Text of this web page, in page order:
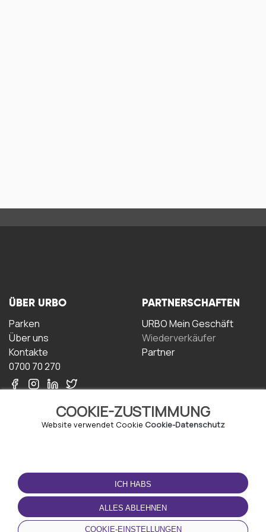
COOKIE-ZUSTIMMUNG
Website verwendet Cookie Cookie-Datenschutz
ICH HABS
ALLES ABLEHNEN
COOKIE-EINSTELLUNGEN
ÜBER URBO
Parken
Über uns
Kontakte
0700 70 270
PARTNERSCHAFTEN
URBO Mein Geschäft
Wiederverkäufer
Partner
NUTZUNGSBEDINGUNGEN
Geschäftsbedingungen
Datenschutz-
Bestimmungen
Cookie-Richtlinie
LADEN SIE DIE APP
HERUNTER